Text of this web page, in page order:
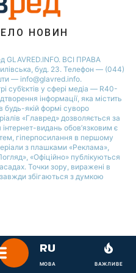
НОВИН
ВСІ ПРАВА
буд. 23. Телефон — (044)
— info@glavred.info.
суб’єктів у сфері медіа — R40-
інформації, яка містить
будь-якій формi суворо
«Главред» дозволяється за
видань обов’язковим є
гіперпосилання в першому
з плашками «Реклама»,
«Офіційно» публікуються
Точки зору, виражені в
збігаються з думкою
МОВА ВАЖЛИВЕ